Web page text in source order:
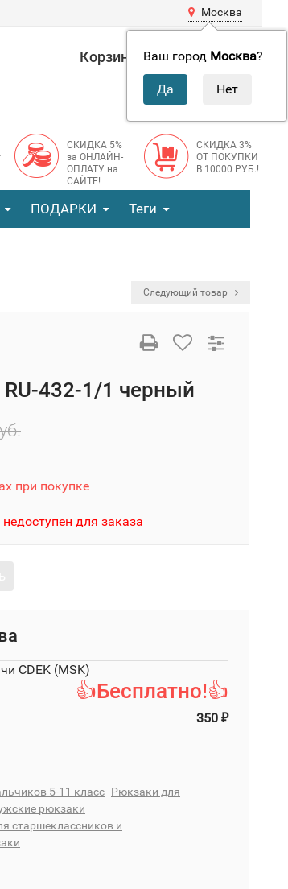
Москва
Ваш город Москва?
Корзина 0 0 руб.
СКИДКА 5%
за ОНЛАЙН-
ОПЛАТУ на
САЙТЕ!
СКИДКА 3%
ОТ ПОКУПКИ
В 10000 РУБ.!
ПОДАРКИ Теги
Следующий товар
432-1/1 черный
при покупке
для заказа
CDEK (MSK)
👍Бесплатно!👍
350 ₽
5-11 класс Рюкзаки для
рюкзаки
старшеклассников и